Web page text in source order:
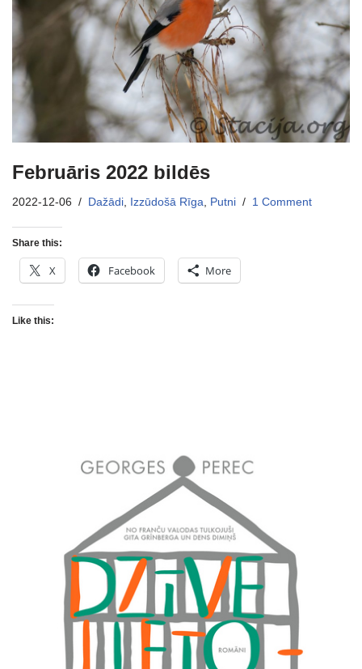
Februāris 2022 bildēs
2022-12-06 Dažādi Izzūdošā Rīga Putni 1 Comment
Share this:
X Facebook More
Like this: